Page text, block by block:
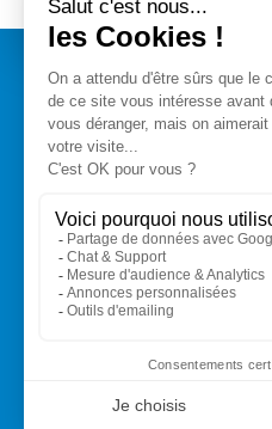
Setam Siège Social
153, rue de L'Arve
74950 SCIONZIER
Nos experts vous conseillent